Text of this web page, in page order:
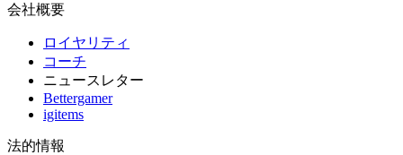
会社概要
ロイヤリティ
コーチ
ニュースレター
Bettergamer
igitems
法的情報